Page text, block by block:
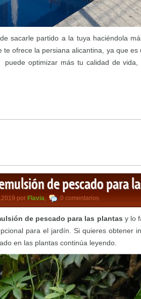
sacarle partido a la tuya haciéndola
te ofrece la persiana alicantina, ya que
optimizar más tu calidad de vida,
de pescado para
por Flavia, 0 comentarios
de pescado para las plantas y lo
para el jardín. Si quieres obtener
en las plantas continúa leyendo.